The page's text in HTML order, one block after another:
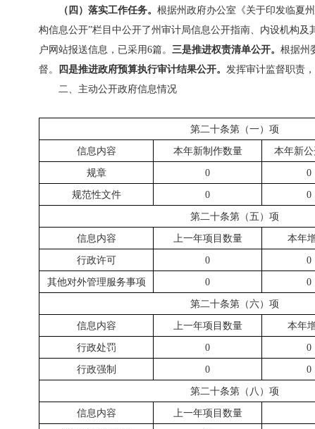
（四）落实工作任务。 根据州政府办公室《关于印发临夏
构信息公开”栏目中公开了州审计局信息公开指南、内设机构及
户网站报送信息，已采用6篇。 三是推进权责清单公开。 根据州
督。
四是推进政府预算执行审计结果公开。 发挥审计监督职责
二、主动公开政府信息情况
第二十条第（一）项
信息内容 本年新制作数量 本年新
规章 0 0
规范性文件 0 0
第二十条第（五）项
信息内容 上一年项目数量 本年
行政许可 0 0
其他对外管理服务事项 0 0
第二十条第（六）项
信息内容 上一年项目数量 本年
行政处罚 0 0
行政强制 0 0
第二十条第（八）项
信息内容 上一年项目数量